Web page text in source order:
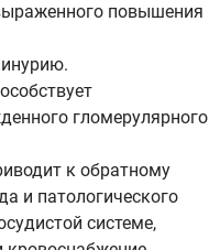
повышения
гломерулярного
к обратному
и патологического
системе,